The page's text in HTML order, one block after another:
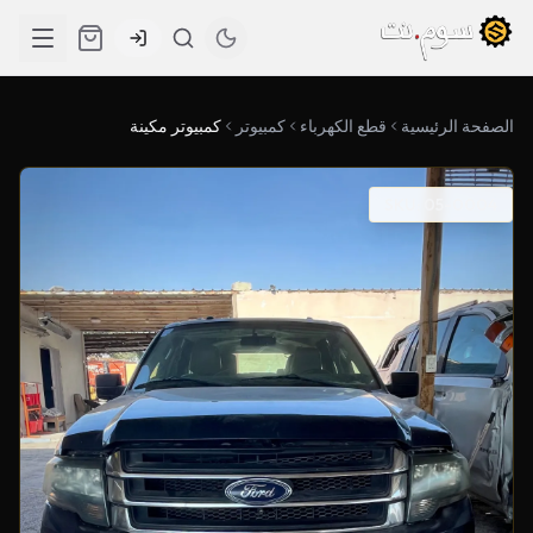
الصفحة الرئيسية قطع الكهرباء كمبيوتر كمبيوتر مكينة